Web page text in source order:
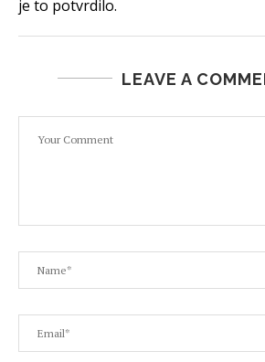
je to potvrdilo.
LEAVE A